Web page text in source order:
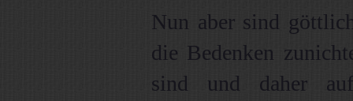
Nun aber sind
die Bedenken
sind und daher